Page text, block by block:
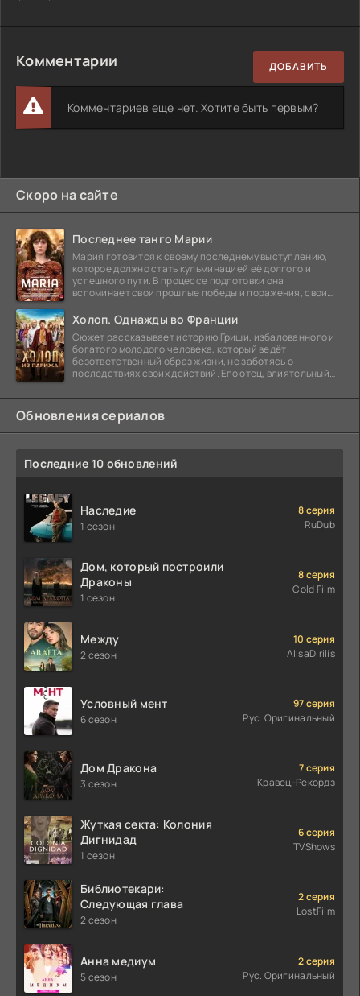
Комментарии ДОБАВИТЬ
Комментариев еще нет. Хотите быть первым?
Скоро на сайте
Последнее танго Марии
Мария готовится к своему последнему выступлению,
которое должно стать кульминацией её долгого и
успешного пути. В процессе подготовки она
вспоминает свои прошлые победы и поражения, свои
Холоп. Однажды во Франции
Сюжет рассказывает историю Гриши, избалованного и
богатого молодого человека, который ведёт
безответственный образ жизни, не заботясь о
последствиях своих действий. Его отец, влиятельный
Обновления сериалов
Последние 10 обновлений
Наследие
1 сезон
8 серия
RuDub
Дом, который построили
Драконы
1 сезон
8 серия
Cold Film
Между
2 сезон
10 серия
AlisaDirilis
Условный мент
6 сезон
97 серия
Рус. Оригинальный
Дом Дракона
3 сезон
7 серия
Кравец-Рекордз
Жуткая секта: Колония
Дигнидад
1 сезон
6 серия
TVShows
Библиотекари:
Следующая глава
2 сезон
2 серия
LostFilm
Анна медиум
5 сезон
2 серия
Рус. Оригинальный